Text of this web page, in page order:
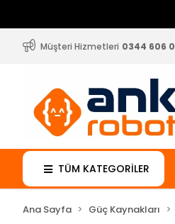
Müşteri Hizmetleri 0344 606
TÜM KATEGORİLER
Ana Sayfa Güç Kaynakları